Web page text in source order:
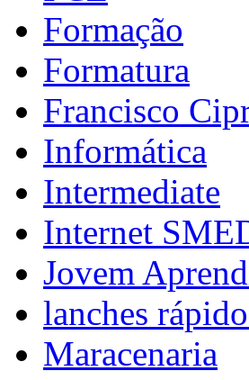
Formação
Formatura
Francisco
Informática
Intermediate
Internet
Jovem
lanches
Maracenaria